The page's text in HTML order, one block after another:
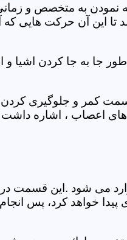
نمودن به متخصص و
این آن حرکت هایی که
جا به جا کردن اشیا
قسمت کمر و جلوگیری
اعصاب ، اشاره
می شود .این قسمت در
خواهد کرد، پس